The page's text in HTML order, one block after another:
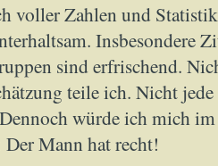
voller Zahlen und
Insbesondere
sind erfrischend.
teile ich. Nicht
Dennoch würde ich mich
Der Mann hat recht!